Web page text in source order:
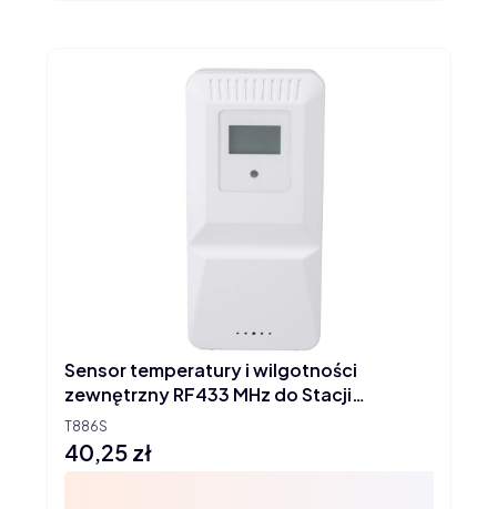
T886S
Sensor temperatury i wilgotności
zewnętrzny RF433 MHz do Stacji
pogodowej
Cena
40,25 zł